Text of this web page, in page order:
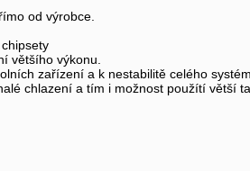
od výrobce.
většího výkonu.
zařízení a k nestabilitě celého
chlazení a tím i možnost použítí větší